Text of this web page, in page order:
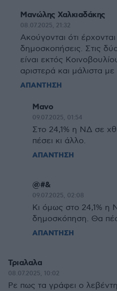
Μανώλης Χαλκιαδάκης
08.07.2025, 21:32
Ακούγονται ότι
δημοσκοπήσεις. Στις
είναι εκτός
αριστερά και μάλιστα
ΑΠΑΝΤΗΣΗ
Μανο
09.07.2025, 01:54
Στο 24,1% η ΝΔ σε
πέσει κι άλλο.
ΑΠΑΝΤΗΣΗ
@#&
09.07.2025, 02:08
Κι όμως στο 24,1% η
δημοσκόπηση. Θα
ΑΠΑΝΤΗΣΗ
Τριαλαλα
08.07.2025, 10:02
Ρε πως τα γράφει ο